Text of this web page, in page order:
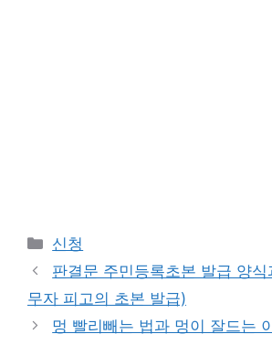
Categories
신청
판결문 주민등록초본 발급 양
무자 피고의 초본 발급)
멍 빨리빼는 법과 멍이 잘드는